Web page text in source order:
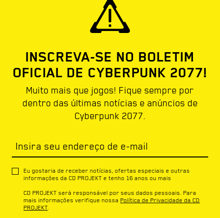
INSCREVA-SE NO BOLETIM
OFICIAL DE CYBERPUNK 2077!
Muito mais que jogos! Fique sempre por
dentro das últimas notícias e anúncios de
Cyberpunk 2077.
Insira seu endereço de e-mail
Eu gostaria de receber notícias, ofertas especiais e outras
informações da CD PROJEKT e tenho 16 anos ou mais
CD PROJEKT será responsável por seus dados pessoais. Para
mais informações verifique nossa Política de Privacidade da CD
PROJEKT.